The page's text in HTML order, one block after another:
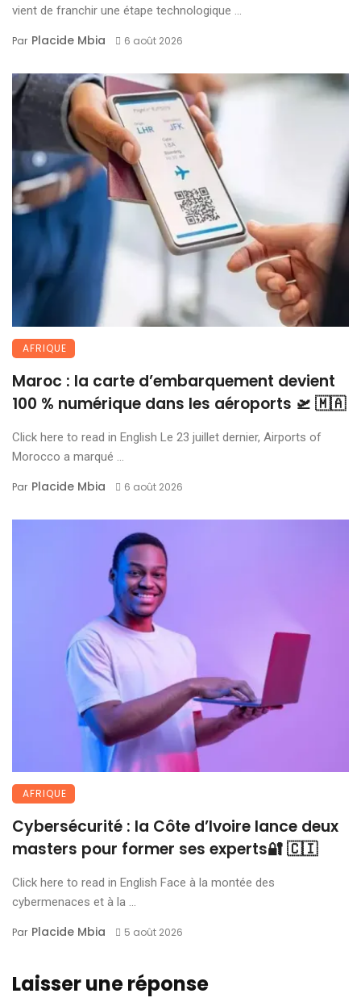
vient de franchir une étape technologique ...
Par Placide Mbia 6 août 2026
AFRIQUE
Maroc : la carte d’embarquement devient
100 % numérique dans les aéroports 🛫 🇲🇦
Click here to read in English Le 23 juillet dernier, Airports of
Morocco a marqué ...
Par Placide Mbia 6 août 2026
AFRIQUE
Cybersécurité : la Côte d’Ivoire lance deux
masters pour former ses experts🔐 🇨🇮
Click here to read in English Face à la montée des
cybermenaces et à la ...
Par Placide Mbia 5 août 2026
Laisser une réponse